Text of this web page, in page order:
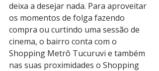
deixa a desejar nada. Para aproveitar
os momentos de folga fazendo
compra ou curtindo uma sessão de
cinema, o bairro conta com o
Shopping Metrô Tucuruvi e também
nas suas proximidades o Shopping